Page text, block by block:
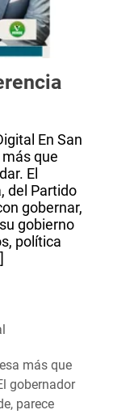
En San
que
El
del Partido
gobernar,
gobierno
política
más que
gobernador
parece